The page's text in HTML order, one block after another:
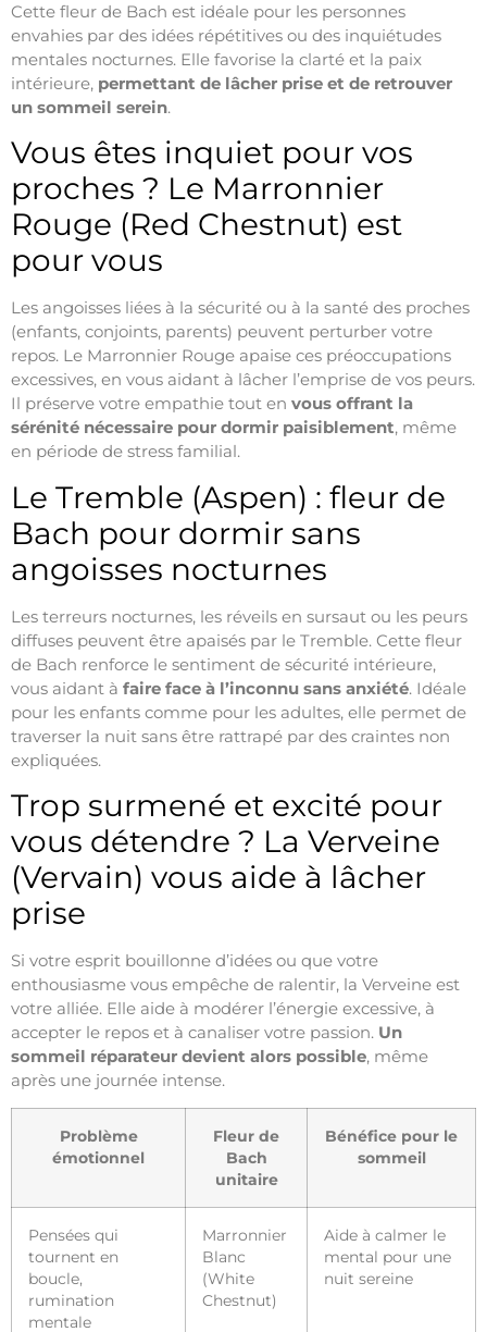
Cette fleur de Bach est idéale pour les personnes
envahies par des idées répétitives ou des inquiétudes
mentales nocturnes. Elle favorise la clarté et la paix
intérieure, permettant de lâcher prise et de retrouver
un sommeil serein.
Vous êtes inquiet pour vos
proches ? Le Marronnier
Rouge (Red Chestnut) est
pour vous
Les angoisses liées à la sécurité ou à la santé des proches
(enfants, conjoints, parents) peuvent perturber votre
repos. Le Marronnier Rouge apaise ces préoccupations
excessives, en vous aidant à lâcher l’emprise de vos peurs.
Il préserve votre empathie tout en vous offrant la
sérénité nécessaire pour dormir paisiblement, même
en période de stress familial.
Le Tremble (Aspen) : fleur de
Bach pour dormir sans
angoisses nocturnes
Les terreurs nocturnes, les réveils en sursaut ou les peurs
diffuses peuvent être apaisés par le Tremble. Cette fleur
de Bach renforce le sentiment de sécurité intérieure,
vous aidant à faire face à l’inconnu sans anxiété. Idéale
pour les enfants comme pour les adultes, elle permet de
traverser la nuit sans être rattrapé par des craintes non
expliquées.
Trop surmené et excité pour
vous détendre ? La Verveine
(Vervain) vous aide à lâcher
prise
Si votre esprit bouillonne d’idées ou que votre
enthousiasme vous empêche de ralentir, la Verveine est
votre alliée. Elle aide à modérer l’énergie excessive, à
accepter le repos et à canaliser votre passion. Un
sommeil réparateur devient alors possible, même
après une journée intense.
Problème
émotionnel
Fleur de
Bach
unitaire
Bénéfice pour le
sommeil
Pensées qui
tournent en
boucle,
rumination
mentale
Marronnier
Blanc
(White
Chestnut)
Aide à calmer le
mental pour une
nuit sereine